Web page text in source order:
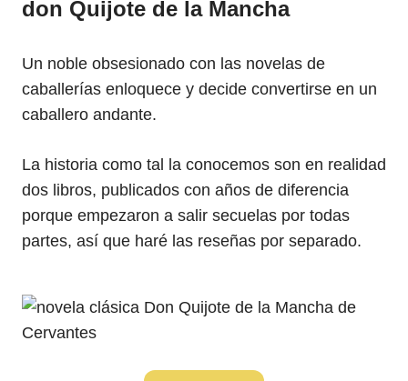
don Quijote de la Mancha
Un noble obsesionado con las novelas de
caballerías enloquece y decide convertirse en un
caballero andante.
La historia como tal la conocemos son en realidad
dos libros, publicados con años de diferencia
porque empezaron a salir secuelas por todas
partes, así que haré las reseñas por separado.